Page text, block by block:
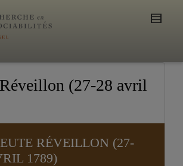
Réveillon (27-28 avril
RÉVEILLON (27-
1789)